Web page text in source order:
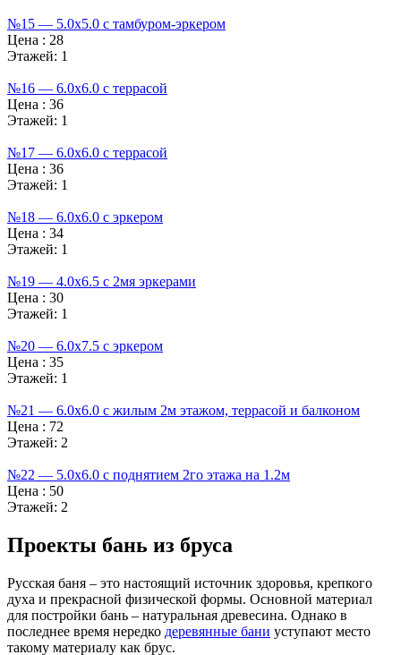
№15 — 5.0х5.0 с тамбуром-эркером
Цена : 28
Этажей: 1
№16 — 6.0х6.0 с террасой
Цена : 36
Этажей: 1
№17 — 6.0х6.0 с террасой
Цена : 36
Этажей: 1
№18 — 6.0х6.0 с эркером
Цена : 34
Этажей: 1
№19 — 4.0х6.5 с 2мя эркерами
Цена : 30
Этажей: 1
№20 — 6.0х7.5 с эркером
Цена : 35
Этажей: 1
№21 — 6.0х6.0 с жилым 2м этажом, террасой и балконом
Цена : 72
Этажей: 2
№22 — 5.0х6.0 с поднятием 2го этажа на 1.2м
Цена : 50
Этажей: 2
Проекты бань из бруса
Русская баня – это настоящий источник здоровья, крепкого
духа и прекрасной физической формы. Основной материал
для постройки бань – натуральная древесина. Однако в
последнее время нередко деревянные бани уступают место
такому материалу как брус.